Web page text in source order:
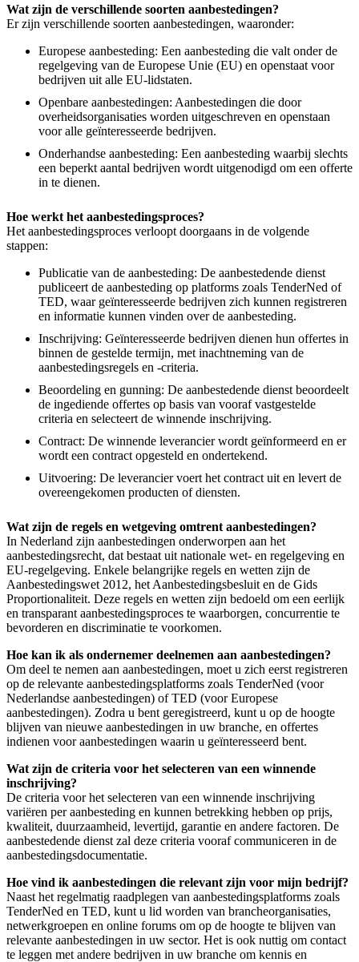
Wat zijn de verschillende soorten aanbestedingen?
Er zijn verschillende soorten aanbestedingen, waaronder:
Europese aanbesteding: Een aanbesteding die valt onder de
regelgeving van de Europese Unie (EU) en openstaat voor
bedrijven uit alle EU-lidstaten.
Openbare aanbestedingen: Aanbestedingen die door
overheidsorganisaties worden uitgeschreven en openstaan
voor alle geïnteresseerde bedrijven.
Onderhandse aanbesteding: Een aanbesteding waarbij slechts
een beperkt aantal bedrijven wordt uitgenodigd om een offerte
in te dienen.
Hoe werkt het aanbestedingsproces?
Het aanbestedingsproces verloopt doorgaans in de volgende
stappen:
Publicatie van de aanbesteding: De aanbestedende dienst
publiceert de aanbesteding op platforms zoals TenderNed of
TED, waar geïnteresseerde bedrijven zich kunnen registreren
en informatie kunnen vinden over de aanbesteding.
Inschrijving: Geïnteresseerde bedrijven dienen hun offertes in
binnen de gestelde termijn, met inachtneming van de
aanbestedingsregels en -criteria.
Beoordeling en gunning: De aanbestedende dienst beoordeelt
de ingediende offertes op basis van vooraf vastgestelde
criteria en selecteert de winnende inschrijving.
Contract: De winnende leverancier wordt geïnformeerd en er
wordt een contract opgesteld en ondertekend.
Uitvoering: De leverancier voert het contract uit en levert de
overeengekomen producten of diensten.
Wat zijn de regels en wetgeving omtrent aanbestedingen?
In Nederland zijn aanbestedingen onderworpen aan het
aanbestedingsrecht, dat bestaat uit nationale wet- en regelgeving en
EU-regelgeving. Enkele belangrijke regels en wetten zijn de
Aanbestedingswet 2012, het Aanbestedingsbesluit en de Gids
Proportionaliteit. Deze regels en wetten zijn bedoeld om een eerlijk
en transparant aanbestedingsproces te waarborgen, concurrentie te
bevorderen en discriminatie te voorkomen.
Hoe kan ik als ondernemer deelnemen aan aanbestedingen?
Om deel te nemen aan aanbestedingen, moet u zich eerst registreren
op de relevante aanbestedingsplatforms zoals TenderNed (voor
Nederlandse aanbestedingen) of TED (voor Europese
aanbestedingen). Zodra u bent geregistreerd, kunt u op de hoogte
blijven van nieuwe aanbestedingen in uw branche, en offertes
indienen voor aanbestedingen waarin u geïnteresseerd bent.
Wat zijn de criteria voor het selecteren van een winnende
inschrijving?
De criteria voor het selecteren van een winnende inschrijving
variëren per aanbesteding en kunnen betrekking hebben op prijs,
kwaliteit, duurzaamheid, levertijd, garantie en andere factoren. De
aanbestedende dienst zal deze criteria vooraf communiceren in de
aanbestedingsdocumentatie.
Hoe vind ik aanbestedingen die relevant zijn voor mijn bedrijf?
Naast het regelmatig raadplegen van aanbestedingsplatforms zoals
TenderNed en TED, kunt u lid worden van brancheorganisaties,
netwerkgroepen en online forums om op de hoogte te blijven van
relevante aanbestedingen in uw sector. Het is ook nuttig om contact
te leggen met andere bedrijven in uw branche om kennis en